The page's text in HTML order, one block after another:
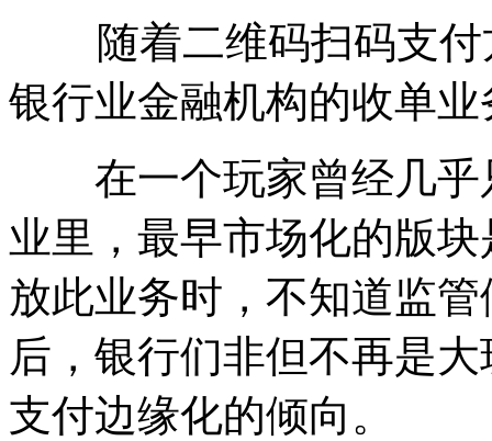
随着二维码扫码支付
银行业金融机构的收单
在一个玩家曾经几乎
业里，最早市场化的版
放此业务时，不知道监
后，银行们非但不再是
支付边缘化的倾向。